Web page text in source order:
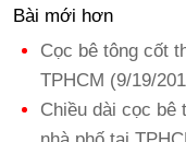
Bài mới hơn
Cọc bê tông cốt
TPHCM (9/19/
Chiều dài cọc bê